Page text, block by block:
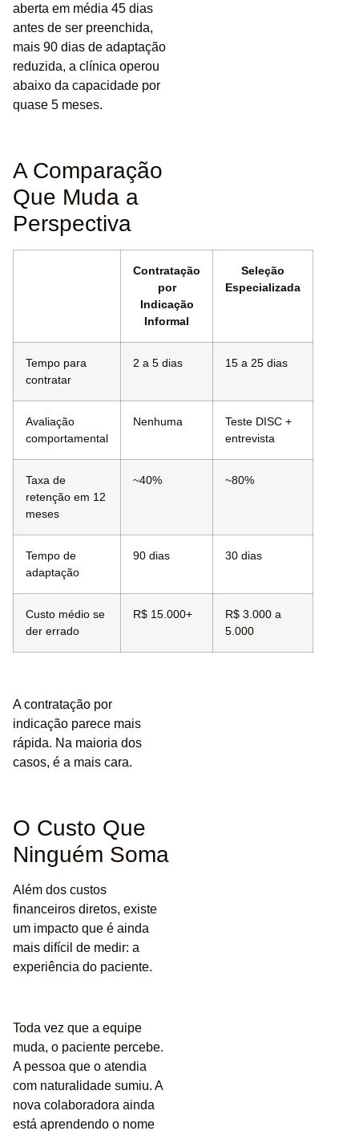
aberta em média 45 dias
antes de ser preenchida,
mais 90 dias de adaptação
reduzida, a clínica operou
abaixo da capacidade por
quase 5 meses.
A Comparação
Que Muda a
Perspectiva
Contratação
por
Indicação
Informal
Seleção
Especializada
Tempo para
contratar
2 a 5 dias 15 a 25 dias
Avaliação
comportamental
Nenhuma
Teste DISC +
entrevista
Taxa de
retenção em 12
meses
~40% ~80%
Tempo de
adaptação
90 dias 30 dias
Custo médio se
der errado
R$ 15.000+
R$ 3.000 a
5.000
A contratação por
indicação parece mais
rápida. Na maioria dos
casos, é a mais cara.
O Custo Que
Ninguém Soma
Além dos custos
financeiros diretos, existe
um impacto que é ainda
mais difícil de medir: a
experiência do paciente.
Toda vez que a equipe
muda, o paciente percebe.
A pessoa que o atendia
com naturalidade sumiu. A
nova colaboradora ainda
está aprendendo o nome